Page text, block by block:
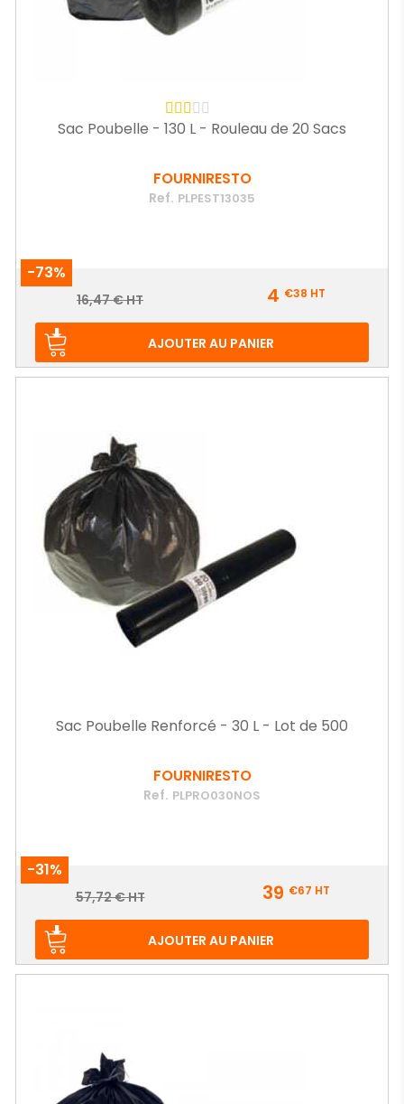
Sac Poubelle - 130 L - Rouleau de 20 Sacs
FOURNIRESTO
Ref. PLPEST13035
-73%
Prix
Prix
16,47 € HT 4 €38 HT
AJOUTER AU PANIER
Sac Poubelle Renforcé - 30 L - Lot de 500
FOURNIRESTO
Ref. PLPRO030NOS
-31%
Prix
Prix
57,72 € HT 39 €67 HT
AJOUTER AU PANIER